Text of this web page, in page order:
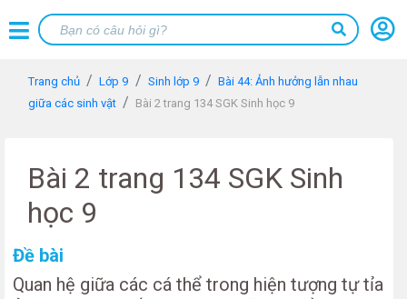
Trang chủ Lớp 9 Sinh lớp 9
Bài 44: Ảnh hưởng lẫn nhau
giữa các sinh vật
Bài 2 trang 134 SGK Sinh học 9
Bài 2 trang 134 SGK Sinh
học 9
Đề bài
Quan hệ giữa các cá thể trong hiện tượng tự tỉa